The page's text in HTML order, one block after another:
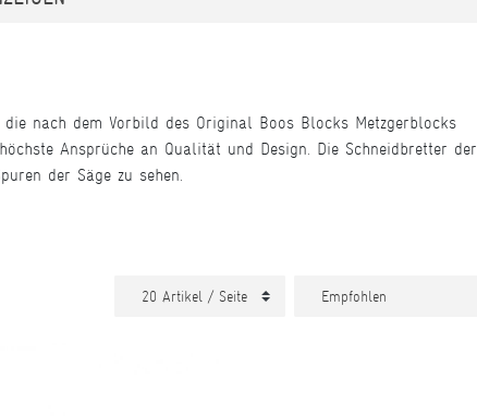
nach dem Vorbild des Original Boos Blocks Metzgerblocks
Ansprüche an Qualität und Design. Die Schneidbretter der
der Säge zu sehen.